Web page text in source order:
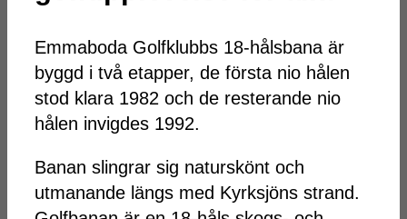
Emmaboda Golfklubbs 18-hålsbana är
byggd i två etapper, de första nio hålen
stod klara 1982 och de resterande nio
hålen invigdes 1992.
Banan slingrar sig naturskönt och
utmanande längs med Kyrksjöns strand.